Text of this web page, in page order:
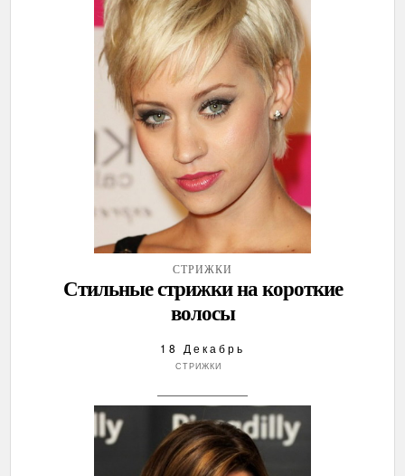
СТРИЖКИ
Стильные стрижки на короткие
волосы
18 Декабрь
СТРИЖКИ